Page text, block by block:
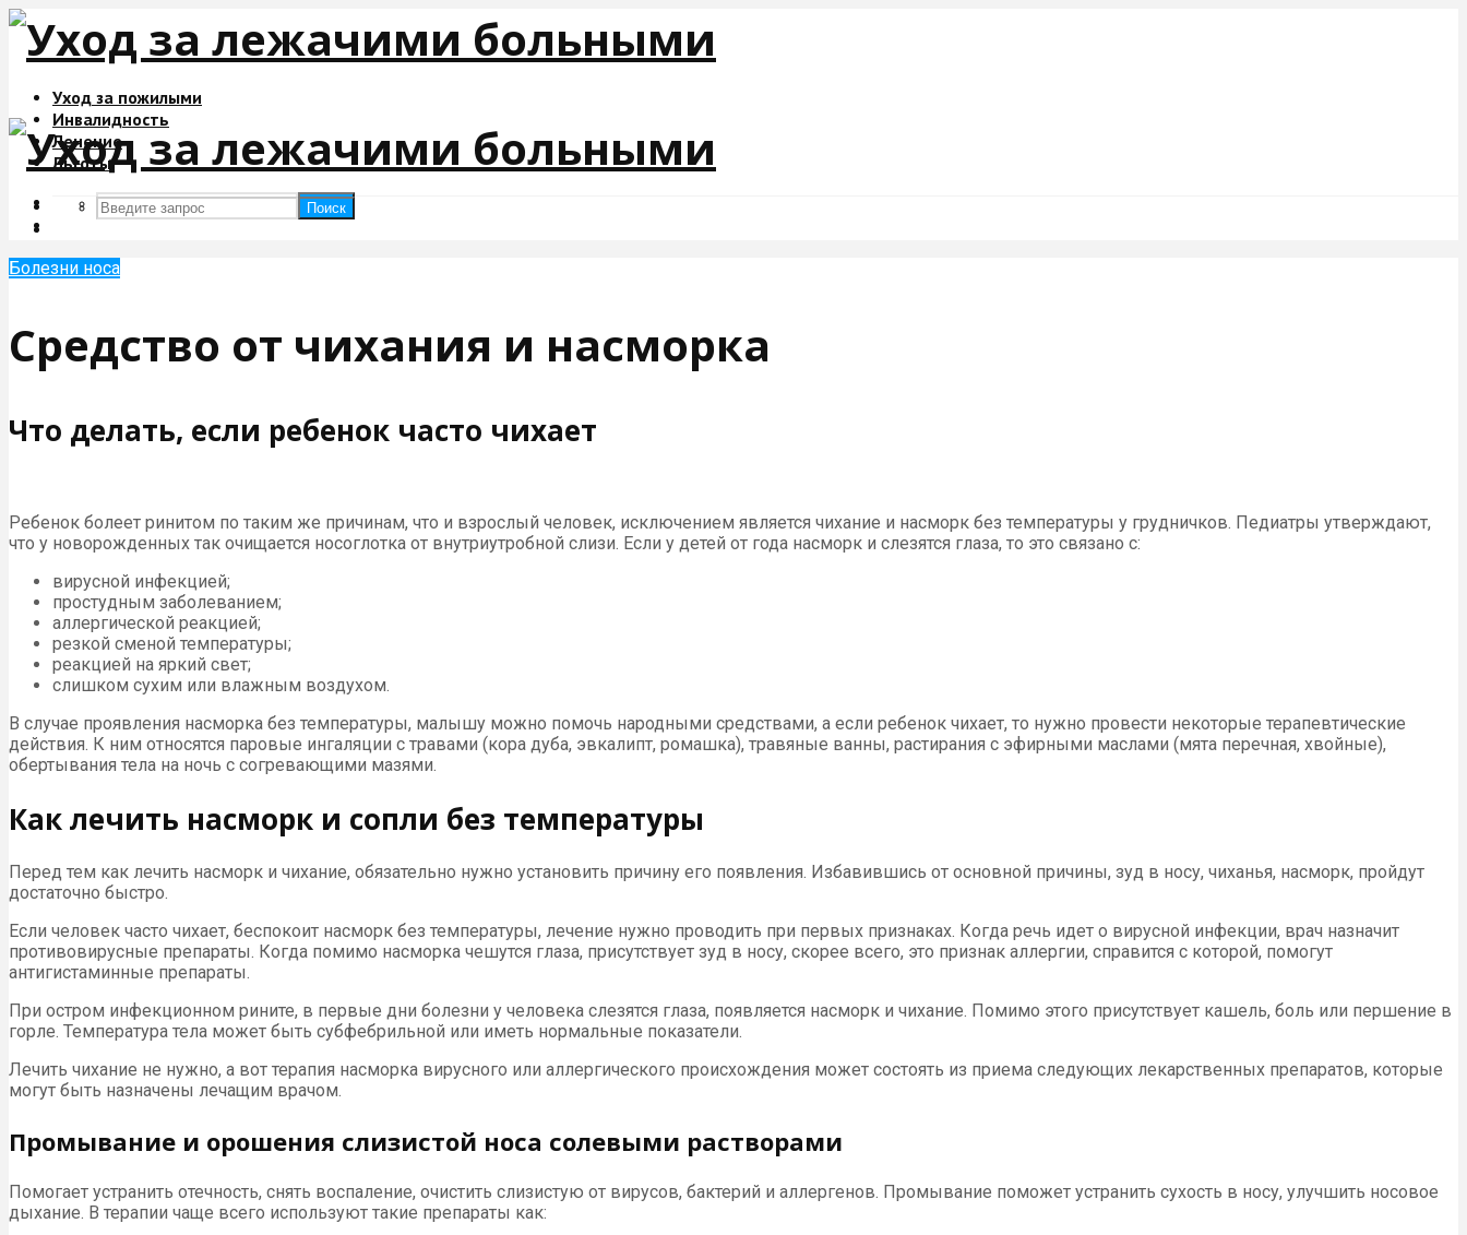
Уход за пожилыми
Инвалидность
Лечение
Льготы
Поиск
Поиск
Болезни носа
Средство от чихания и насморка
Что делать, если ребенок часто чихает
Ребенок болеет ринитом по таким же причинам, что и взрослый человек, исключением является чихание и насморк без температуры у грудничков. Педиатры утверждают,
что у новорожденных так очищается носоглотка от внутриутробной слизи. Если у детей от года насморк и слезятся глаза, то это связано с:
вирусной инфекцией;
простудным заболеванием;
аллергической реакцией;
резкой сменой температуры;
реакцией на яркий свет;
слишком сухим или влажным воздухом.
В случае проявления насморка без температуры, малышу можно помочь народными средствами, а если ребенок чихает, то нужно провести некоторые терапевтические
действия. К ним относятся паровые ингаляции с травами (кора дуба, эвкалипт, ромашка), травяные ванны, растирания с эфирными маслами (мята перечная, хвойные),
обертывания тела на ночь с согревающими мазями.
Как лечить насморк и сопли без температуры
Перед тем как лечить насморк и чихание, обязательно нужно установить причину его появления. Избавившись от основной причины, зуд в носу, чиханья, насморк, пройдут
достаточно быстро.
Если человек часто чихает, беспокоит насморк без температуры, лечение нужно проводить при первых признаках. Когда речь идет о вирусной инфекции, врач назначит
противовирусные препараты. Когда помимо насморка чешутся глаза, присутствует зуд в носу, скорее всего, это признак аллергии, справится с которой, помогут
антигистаминные препараты.
При остром инфекционном рините, в первые дни болезни у человека слезятся глаза, появляется насморк и чихание. Помимо этого присутствует кашель, боль или першение в
горле. Температура тела может быть субфебрильной или иметь нормальные показатели.
Лечить чихание не нужно, а вот терапия насморка вирусного или аллергического происхождения может состоять из приема следующих лекарственных препаратов, которые
могут быть назначены лечащим врачом.
Промывание и орошения слизистой носа солевыми растворами
Помогает устранить отечность, снять воспаление, очистить слизистую от вирусов, бактерий и аллергенов. Промывание поможет устранить сухость в носу, улучшить носовое
дыхание. В терапии чаще всего используют такие препараты как: